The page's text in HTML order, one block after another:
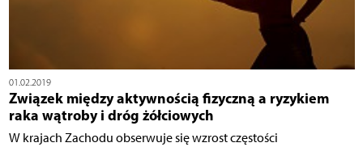
01.02.2019
Związek między aktywnością fizyczną a ryzykiem
raka wątroby i dróg żółciowych
W krajach Zachodu obserwuje się wzrost częstości